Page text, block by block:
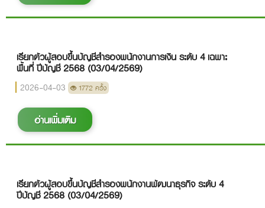
เรียกตัวผู้สอบขึ้นบัญชีสำรองพนักงานการเงิน ระดับ 4 เฉพาะ
พื้นที่ ปีบัญชี 2568 (03/04/2569)
2026-04-03 1772 ครั้ง
อ่านเพิ่มเติม
เรียกตัวผู้สอบขึ้นบัญชีสำรองพนักงานพัฒนาธุรกิจ ระดับ 4
ปีบัญชี 2568 (03/04/2569)